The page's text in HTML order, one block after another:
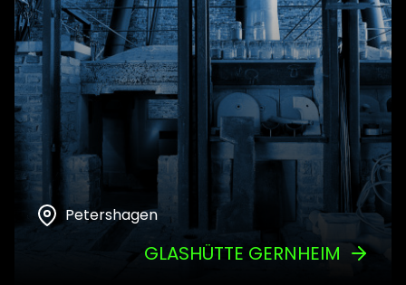
Petershagen
GLASHÜTTE GERNHEIM